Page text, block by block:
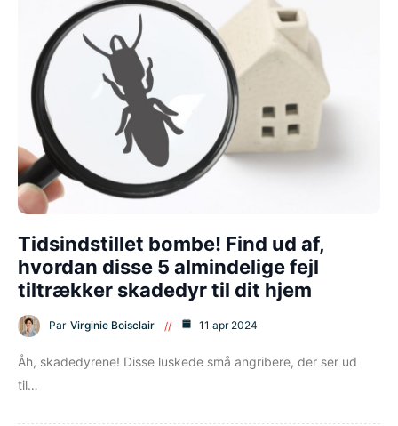
Tidsindstillet bombe! Find ud af,
hvordan disse 5 almindelige fejl
tiltrækker skadedyr til dit hjem
Par Virginie Boisclair 11 apr 2024
Åh, skadedyrene! Disse luskede små angribere, der ser ud
til…